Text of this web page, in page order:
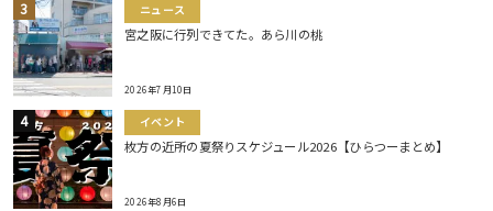
ニュース
宮之阪に行列できてた。あら川の桃
2026年7月10日
イベント
枚方の近所の夏祭りスケジュール2026【ひらつーまとめ】
2026年8月6日